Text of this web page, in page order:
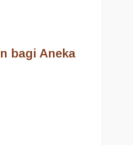
bagi Aneka